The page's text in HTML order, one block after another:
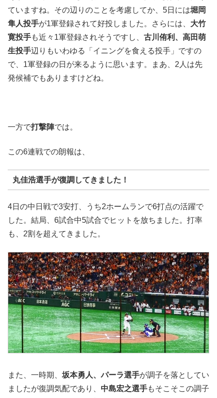
ていますね。その辺りのことを考慮してか、5日には堀岡
隼人投手が1軍登録されて好投しました。さらには、 大竹
寛投手も近々1軍登録されそうですし、 古川侑利、高田萌
生投手辺りもいわゆる「イニングを食える投手」ですの
で、1軍登録の日が来るように思います。まあ、2人は先
発候補でもありますけどね。
一方で打撃陣では。
この6連戦での朗報は、
丸佳浩選手が復調してきました！
4日の中日戦で3安打、うち2ホームランで6打点の活躍で
した。結局、6試合中5試合でヒットを放ちました。打率
も、2割を超えてきました。
また、一時期、 坂本勇人、パーラ選手が調子を落としてい
ましたが復調気配であり、 中島宏之選手もそこそこの調子